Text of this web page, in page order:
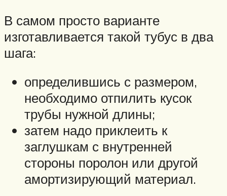
В самом просто варианте
изготавливается такой тубус в два
шага:
определившись с размером,
необходимо отпилить кусок
трубы нужной длины;
затем надо приклеить к
заглушкам с внутренней
стороны поролон или другой
амортизирующий материал.